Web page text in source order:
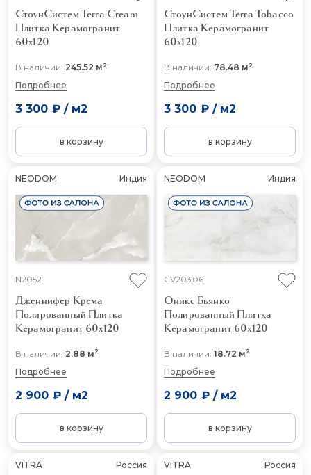
СтоунСистем Terra Cream
Плитка Керамогранит
60x120
В наличии: 245.52 м2
Подробнее
3 300 ₽/ м2
в корзину
СтоунСистем Terra Tobacco
Плитка Керамогранит
60x120
В наличии: 78.48 м2
Подробнее
3 300 ₽/ м2
в корзину
NEODOM Индия
N20521
Дженнифер Крема
Полированный Плитка
Керамогранит 60x120
В наличии: 2.88 м2
Подробнее
2 900 ₽/ м2
в корзину
NEODOM Индия
CV20306
Оникс Бьянко
Полированный Плитка
Керамогранит 60x120
В наличии: 18.72 м2
Подробнее
2 900 ₽/ м2
в корзину
VITRA Россия VITRA Россия